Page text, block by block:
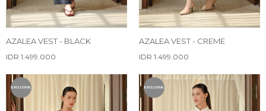
AZALEA VEST - BLACK
IDR 1.499.000
AZALEA VEST - CREME
IDR 1.499.000
EXCLUSIVE EXCLUSIVE